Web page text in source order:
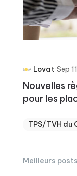
Lovat·Sep
Nouvelles
pour les
TPS/TVH du
Meilleurs posts